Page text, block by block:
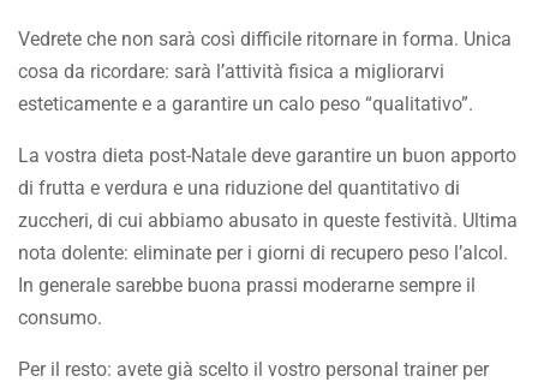
Vedrete che non sarà così difficile ritornare in forma. Unica
cosa da ricordare: sarà l’attività fisica a migliorarvi
esteticamente e a garantire un calo peso “qualitativo”.
La vostra dieta post-Natale deve garantire un buon apporto
di frutta e verdura e una riduzione del quantitativo di
zuccheri, di cui abbiamo abusato in queste festività. Ultima
nota dolente: eliminate per i giorni di recupero peso l’alcol.
In generale sarebbe buona prassi moderarne sempre il
consumo.
Per il resto: avete già scelto il vostro personal trainer per